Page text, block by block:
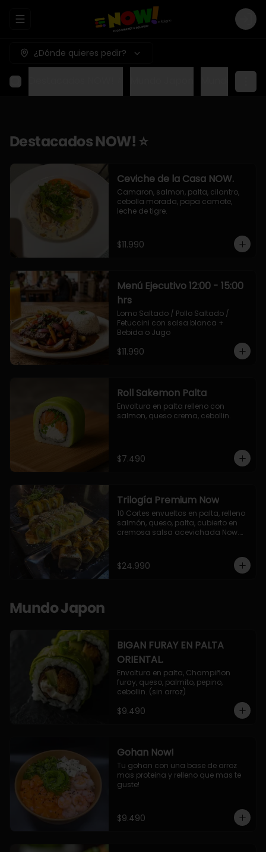
Abrir menu de navegación Login
¿Dónde quieres pedir?
Destacados NOW! ⭐
Ceviche de la Casa NOW.
Camaron, salmon, palta, cilantro,
cebolla morada, papa camote,
leche de tigre.
$11.990
Menú Ejecutivo 12:00 - 15:00
hrs
Lomo Saltado / Pollo Saltado /
Fetuccini con salsa blanca +
Bebida o Jugo
$11.990
Roll Sakemon Palta
Envoltura en palta relleno con
salmon, queso crema, cebollin.
$7.490
Trilogía Premium Now
10 Cortes envueltos en palta, relleno
salmón, queso, palta, cubierto en
cremosa salsa acevichada Now.
palta, cubierto con topping de
chimichurri de la casa flambeado.
$24.990
Mundo Japon
BIGAN FURAY EN PALTA
ORIENTAL.
Envoltura en palta, Champiñon
furay, queso, palmito, pepino,
cebollin. (sin arroz)
$9.490
Gohan Now!
Tu gohan con una base de arroz
mas proteina y relleno que mas te
guste!
$9.490